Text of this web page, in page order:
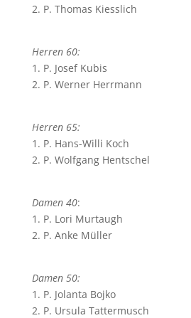
2. P. Thomas Kiesslich
Herren 60:
1. P. Josef Kubis
2. P. Werner Herrmann
Herren 65:
1. P. Hans-Willi Koch
2. P. Wolfgang Hentschel
Damen 40:
1. P. Lori Murtaugh
2. P. Anke Müller
Damen 50:
1. P. Jolanta Bojko
2. P. Ursula Tattermusch